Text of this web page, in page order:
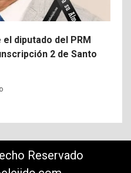
diputado del PRM
2 de Santo
Reservado